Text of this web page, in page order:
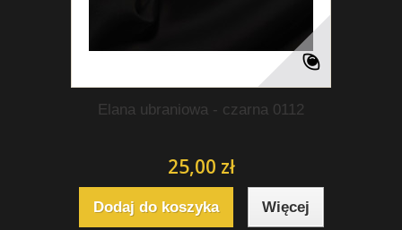
Elana ubraniowa - czarna 0112
25,00 zł
Dodaj do koszyka Więcej